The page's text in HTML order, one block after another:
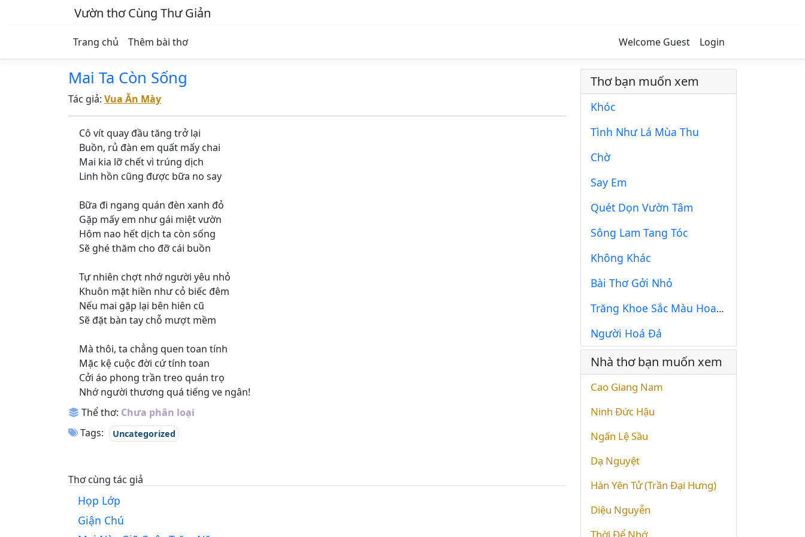
Vườn thơ Cùng Thư Giản
Trang chủ Thêm bài thơ Welcome Guest Login
Mai Ta Còn Sống
Tác giả: Vua Ăn Mày
Cô vít quay đầu tăng trở lại
Buồn, rủ đàn em quất mấy chai
Mai kia lỡ chết vì trúng dịch
Linh hồn cũng được bữa no say
Bữa đi ngang quán đèn xanh đỏ
Gặp mấy em như gái miệt vườn
Hôm nao hết dịch ta còn sống
Sẽ ghé thăm cho đỡ cái buồn
Tự nhiên chợt nhớ người yêu nhỏ
Khuôn mặt hiền như cỏ biếc đêm
Nếu mai gặp lại bên hiên cũ
Sẽ đặt bàn tay chỗ mượt mềm
Mà thôi, ta chẳng quen toan tính
Mặc kệ cuộc đời cứ tính toan
Cởi áo phong trần treo quán trọ
Nhớ người thương quá tiếng ve ngân!
Thể thơ: Chưa phân loại
Tags:
Uncategorized
Thơ cùng tác giả
Họp Lớp
Giận Chú
Thơ bạn muốn xem
Khóc
Tình Như Lá Mùa Thu
Chờ
Say Em
Quét Dọn Vườn Tâm
Sông Lam Tang Tóc
Không Khác
Bài Thơ Gởi Nhỏ
Trăng Khoe Sắc Màu Hoa Biển
Người Hoá Đá
Nhà thơ bạn muốn xem
Cao Giang Nam
Ninh Đức Hậu
Ngấn Lệ Sầu
Dạ Nguyệt
Hàn Yên Tử (Trần Đại Hưng)
Diệu Nguyễn